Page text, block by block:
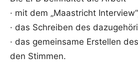
· mit dem „Maastricht
· das Schreiben des
· das gemeinsame Erstellen
den Stimmen.